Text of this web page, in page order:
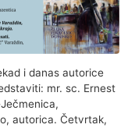
i danas autorice
mr. sc. Ernest
autorica. Četvrtak,